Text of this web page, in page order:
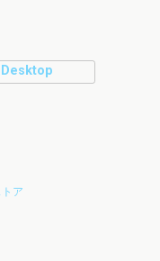
Desktop
ア